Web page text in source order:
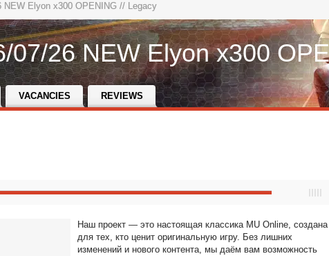
NEW Elyon x300 OPENING // Legacy
VACANCIES REVIEWS
Наш проект — это настоящая классика MU Online, создана
для тех, кто ценит оригинальную игру. Без лишних
изменений и нового контента, мы даём вам возможность